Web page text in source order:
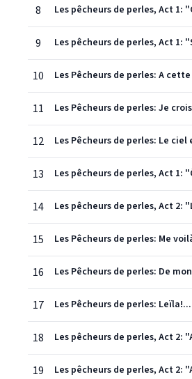
8
9
10 Les Pêcheurs de perles: A
11
12
13
14
15
16
17
18
19